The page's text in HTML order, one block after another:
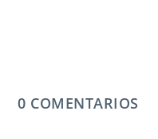
0 COMENTARIOS